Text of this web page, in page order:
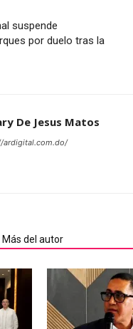
suspende
por duelo tras la
De Jesus Matos
ardigital.com.do/
Más del autor